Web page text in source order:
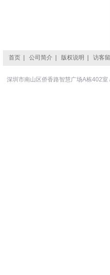
首页 公司简介 版权说明 访客
深圳市南山区侨香路智慧广场A栋402